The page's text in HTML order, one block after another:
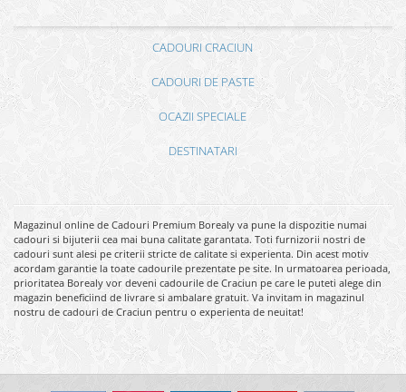
CADOURI CRACIUN
CADOURI DE PASTE
OCAZII SPECIALE
DESTINATARI
Magazinul online de Cadouri Premium Borealy va pune la dispozitie numai
cadouri si bijuterii cea mai buna calitate garantata. Toti furnizorii nostri de
cadouri sunt alesi pe criterii stricte de calitate si experienta. Din acest motiv
acordam garantie la toate cadourile prezentate pe site. In urmatoarea perioada,
prioritatea Borealy vor deveni cadourile de Craciun pe care le puteti alege din
magazin beneficiind de livrare si ambalare gratuit. Va invitam in magazinul
nostru de cadouri de Craciun pentru o experienta de neuitat!